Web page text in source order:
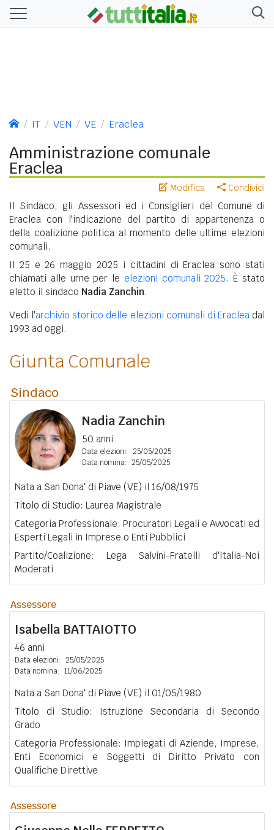
IT VEN VE Eraclea
Amministrazione comunale
Eraclea
Modifica Condividi
Il Sindaco, gli Assessori ed i Consiglieri del Comune di
Eraclea con l'indicazione del partito di appartenenza o
della coalizione politica al momento delle ultime elezioni
comunali.
Il 25 e 26 maggio 2025 i cittadini di Eraclea sono stati
chiamati alle urne per le elezioni comunali 2025. È stato
eletto il sindaco Nadia Zanchin.
Vedi l'archivio storico delle elezioni comunali di Eraclea dal
1993 ad oggi.
Giunta Comunale
Sindaco
Nadia Zanchin
50 anni
Data elezioni: 25/05/2025
Data nomina: 25/05/2025
Nata a San Dona' di Piave (VE) il 16/08/1975
Titolo di Studio: Laurea Magistrale
Categoria Professionale: Procuratori Legali e Avvocati ed
Esperti Legali in Imprese o Enti Pubblici
Partito/Coalizione: Lega Salvini-Fratelli d'Italia-Noi
Moderati
Assessore
Isabella BATTAIOTTO
46 anni
Data elezioni: 25/05/2025
Data nomina: 11/06/2025
Nata a San Dona' di Piave (VE) il 01/05/1980
Titolo di Studio: Istruzione Secondaria di Secondo
Grado
Categoria Professionale: Impiegati di Aziende, Imprese,
Enti Economici e Soggetti di Diritto Privato con
Qualifiche Direttive
Assessore